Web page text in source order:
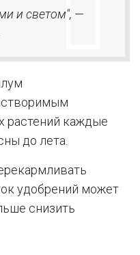
и светом", —
растений каждые
до лета.
удобрений может
снизить